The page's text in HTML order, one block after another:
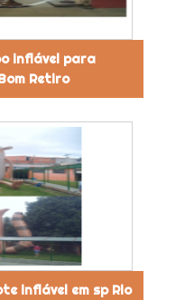
inflável para
Retiro
inflável em sp Rio